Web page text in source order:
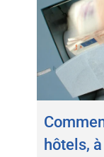
hôtels,